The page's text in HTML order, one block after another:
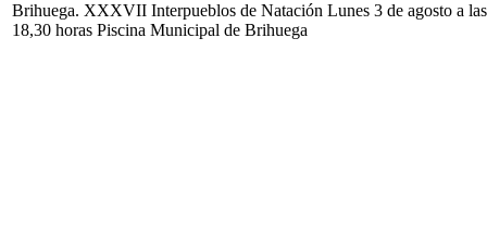
Brihuega. XXXVII Interpueblos de Natación Lunes 3 de agosto a las
18,30 horas Piscina Municipal de Brihuega